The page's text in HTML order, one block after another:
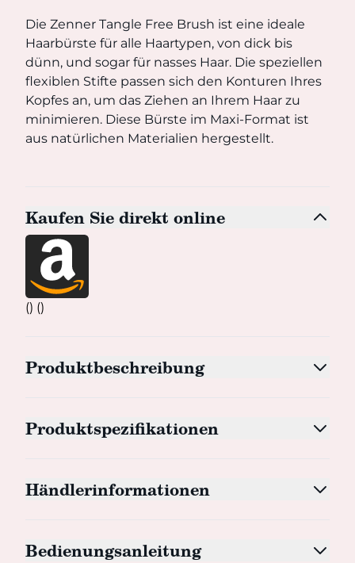
Die Zenner Tangle Free Brush ist eine ideale
Die Zenner Tangle Free Brush ist eine ideale
Haarbürste für alle Haartypen, von dick bis
dünn, und sogar für nasses Haar. Die speziellen
flexiblen Stifte passen sich den Konturen Ihres
Kopfes an, um das Ziehen an Ihrem Haar zu
minimieren. Diese Bürste im Maxi-Format ist
aus natürlichen Materialien hergestellt.
Kaufen Sie direkt online
() ()
Produktbeschreibung
Produktspezifikationen
Händlerinformationen
Bedienungsanleitung